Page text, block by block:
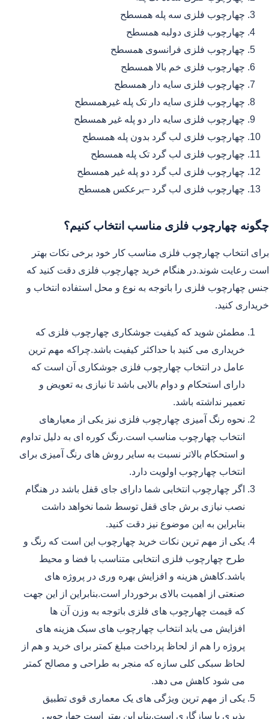
چهارچوب فلزی سه پله همسطح
چهارچوب فلزی دولبه همسطح
چهارچوب فلزی فرانسوی همسطح
چهارچوب فلزی خم بالا همسطح
چهارچوب فلزی سایه دار همسطح
چهارچوب فلزی سایه دار تک پله غیرهمسطح
چهارچوب فلزی سایه دار دو پله غیر همسطح
چهارچوب فلزی لب گرد بدون پله همسطح
چهارچوب فلزی لب گرد تک پله همسطح
چهارچوب فلزی لب گرد دو پله غیر همسطح
چهارچوب فلزی لب گرد –برعکس همسطح
چگونه چهارچوب فلزی مناسب انتخاب کنیم؟
برای انتخاب چهارچوب فلزی مناسب کار خود برخی نکات بهتر
است رعایت شوند.در هنگام خرید چهارچوب فلزی دقت کنید که
جنس چهارچوب فلزی را باتوجه به نوع و محل استفاده انتخاب و
خریداری کنید.
مطمئن شوید که کیفیت جوشکاری چهارچوب فلزی که
خریداری می کنید با حداکثر کیفیت باشد.چراکه مهم ترین
عامل در انتخاب چهارچوب فلزی جوشکاری آن است که
دارای استحکام و دوام بالایی باشد تا نیازی به تعویض و
تعمیر نداشته باشد.
نحوه رنگ آمیزی چهارچوب فلزی نیز یکی از معیارهای
انتخاب چهارچوب مناسب است.رنگ کوره ای به دلیل تداوم
و استحکام بالاتر نسبت به سایر روش های رنگ آمیزی برای
انتخاب چهارچوب اولویت دارد.
اگر چهارچوب انتخابی شما دارای جای قفل باشد در هنگام
نصب نیازی برش جای قفل توسط شما نخواهد داشت
بنابراین به این موضوع نیز دقت کنید.
یکی از مهم ترین نکات خرید چهارچوب این است که رنگ و
طرح چهارچوب فلزی انتخابی متناسب با فضا و محیط
باشد.کاهش هزینه و افزایش بهره وری در پروژه های
صنعتی از اهمیت بالای برخوردار است.بنابراین از این جهت
که قیمت چهارچوب های فلزی باتوجه به وزن آن ها
افزایش می یابد انتخاب چهارچوب های سبک هزینه های
پروژه را هم از لحاظ پرداخت مبلغ کمتر برای خرید و هم از
لحاظ سبکی کلی سازه که منجر به طراحی و مصالح کمتر
می شود کاهش می دهد.
یکی از مهم ترین ویژگی های یک معماری قوی تطبیق
پذیری یا سازگاری است.بنابراین بهتر است چهارچوبی